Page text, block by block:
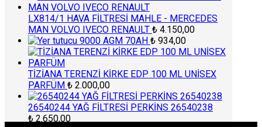
LX814/1 HAVA FİLTRESİ MAHLE - MERCEDES
MAN VOLVO IVECO RENAULT ₺ 4.150,00
9000 AGM 70AH ₺ 934,00
TİZİANA TERENZİ KİRKE EDP 100 ML UNİSEX
PARFÜM ₺ 2.000,00
26540244 YAĞ FİLTRESİ PERKİNS 26540238
₺ 2.650,00